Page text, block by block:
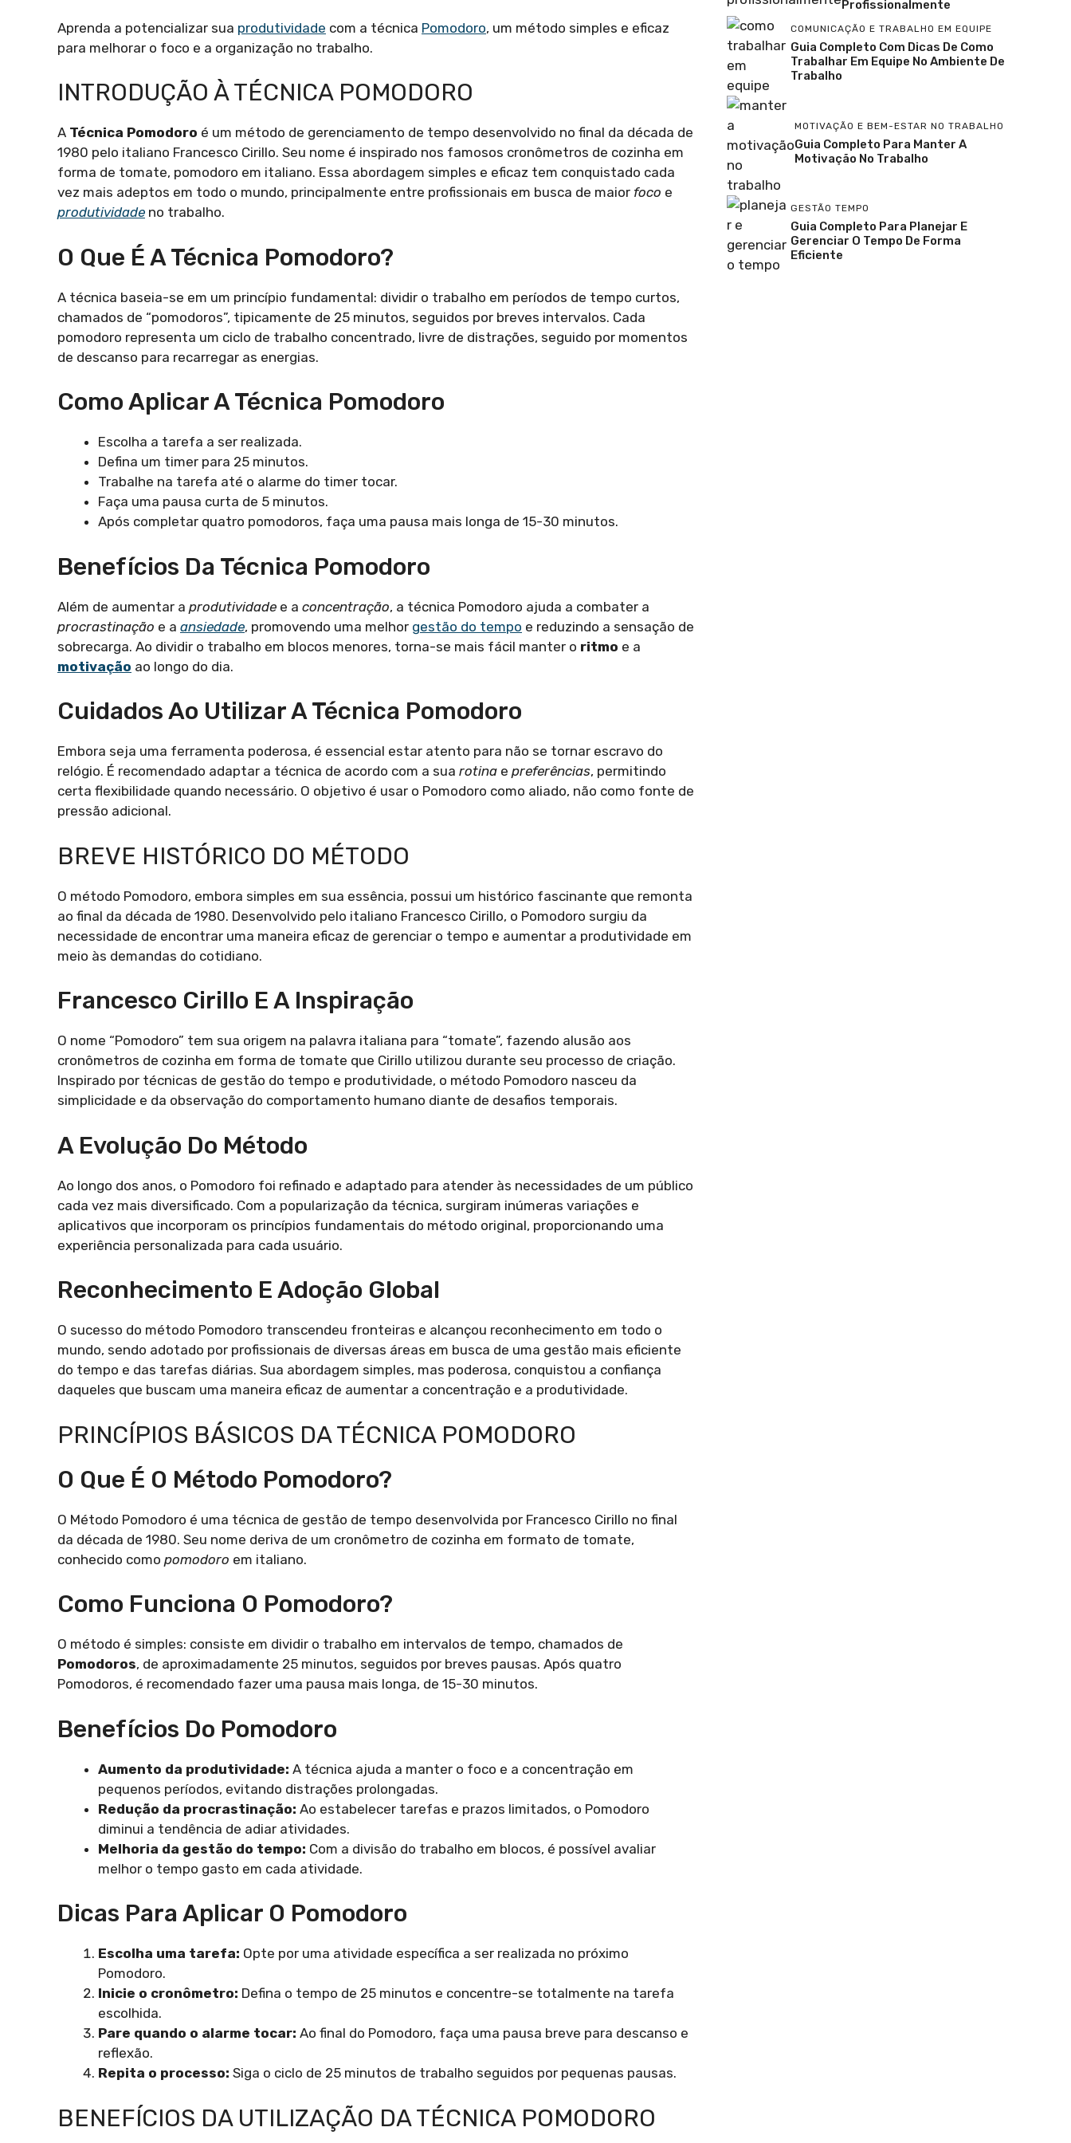
Aprenda a potencializar sua produtividade com a técnica Pomodoro, um método simples e eficaz
para melhorar o foco e a organização no trabalho.
INTRODUÇÃO À TÉCNICA POMODORO
A Técnica Pomodoro é um método de gerenciamento de tempo desenvolvido no final da década de
1980 pelo italiano Francesco Cirillo. Seu nome é inspirado nos famosos cronômetros de cozinha em
forma de tomate, pomodoro em italiano. Essa abordagem simples e eficaz tem conquistado cada
vez mais adeptos em todo o mundo, principalmente entre profissionais em busca de maior foco e
produtividade no trabalho.
O Que É A Técnica Pomodoro?
A técnica baseia-se em um princípio fundamental: dividir o trabalho em períodos de tempo curtos,
chamados de “pomodoros”, tipicamente de 25 minutos, seguidos por breves intervalos. Cada
pomodoro representa um ciclo de trabalho concentrado, livre de distrações, seguido por momentos
de descanso para recarregar as energias.
Como Aplicar A Técnica Pomodoro
Escolha a tarefa a ser realizada.
Defina um timer para 25 minutos.
Trabalhe na tarefa até o alarme do timer tocar.
Faça uma pausa curta de 5 minutos.
Após completar quatro pomodoros, faça uma pausa mais longa de 15-30 minutos.
Benefícios Da Técnica Pomodoro
Além de aumentar a produtividade e a concentração, a técnica Pomodoro ajuda a combater a
procrastinação e a ansiedade, promovendo uma melhor gestão do tempo e reduzindo a sensação de
sobrecarga. Ao dividir o trabalho em blocos menores, torna-se mais fácil manter o ritmo e a
motivação ao longo do dia.
Cuidados Ao Utilizar A Técnica Pomodoro
Embora seja uma ferramenta poderosa, é essencial estar atento para não se tornar escravo do
relógio. É recomendado adaptar a técnica de acordo com a sua rotina e preferências, permitindo
certa flexibilidade quando necessário. O objetivo é usar o Pomodoro como aliado, não como fonte de
pressão adicional.
BREVE HISTÓRICO DO MÉTODO
O método Pomodoro, embora simples em sua essência, possui um histórico fascinante que remonta
ao final da década de 1980. Desenvolvido pelo italiano Francesco Cirillo, o Pomodoro surgiu da
necessidade de encontrar uma maneira eficaz de gerenciar o tempo e aumentar a produtividade em
meio às demandas do cotidiano.
Francesco Cirillo E A Inspiração
O nome “Pomodoro” tem sua origem na palavra italiana para “tomate”, fazendo alusão aos
cronômetros de cozinha em forma de tomate que Cirillo utilizou durante seu processo de criação.
Inspirado por técnicas de gestão do tempo e produtividade, o método Pomodoro nasceu da
simplicidade e da observação do comportamento humano diante de desafios temporais.
A Evolução Do Método
Ao longo dos anos, o Pomodoro foi refinado e adaptado para atender às necessidades de um público
cada vez mais diversificado. Com a popularização da técnica, surgiram inúmeras variações e
aplicativos que incorporam os princípios fundamentais do método original, proporcionando uma
experiência personalizada para cada usuário.
Reconhecimento E Adoção Global
O sucesso do método Pomodoro transcendeu fronteiras e alcançou reconhecimento em todo o
mundo, sendo adotado por profissionais de diversas áreas em busca de uma gestão mais eficiente
do tempo e das tarefas diárias. Sua abordagem simples, mas poderosa, conquistou a confiança
daqueles que buscam uma maneira eficaz de aumentar a concentração e a produtividade.
PRINCÍPIOS BÁSICOS DA TÉCNICA POMODORO
O Que É O Método Pomodoro?
O Método Pomodoro é uma técnica de gestão de tempo desenvolvida por Francesco Cirillo no final
da década de 1980. Seu nome deriva de um cronômetro de cozinha em formato de tomate,
conhecido como pomodoro em italiano.
Como Funciona O Pomodoro?
O método é simples: consiste em dividir o trabalho em intervalos de tempo, chamados de
Pomodoros, de aproximadamente 25 minutos, seguidos por breves pausas. Após quatro
Pomodoros, é recomendado fazer uma pausa mais longa, de 15-30 minutos.
Benefícios Do Pomodoro
Aumento da produtividade: A técnica ajuda a manter o foco e a concentração em
pequenos períodos, evitando distrações prolongadas.
Redução da procrastinação: Ao estabelecer tarefas e prazos limitados, o Pomodoro
diminui a tendência de adiar atividades.
Melhoria da gestão do tempo: Com a divisão do trabalho em blocos, é possível avaliar
melhor o tempo gasto em cada atividade.
Dicas Para Aplicar O Pomodoro
Escolha uma tarefa: Opte por uma atividade específica a ser realizada no próximo
Pomodoro.
Inicie o cronômetro: Defina o tempo de 25 minutos e concentre-se totalmente na tarefa
escolhida.
Pare quando o alarme tocar: Ao final do Pomodoro, faça uma pausa breve para descanso e
reflexão.
Repita o processo: Siga o ciclo de 25 minutos de trabalho seguidos por pequenas pausas.
BENEFÍCIOS DA UTILIZAÇÃO DA TÉCNICA POMODORO
Profissionalmente
COMUNICAÇÃO E TRABALHO EM EQUIPE
Guia Completo Com Dicas De Como
Trabalhar Em Equipe No Ambiente De
Trabalho
MOTIVAÇÃO E BEM-ESTAR NO TRABALHO
Guia Completo Para Manter A
Motivação No Trabalho
GESTÃO TEMPO
Guia Completo Para Planejar E
Gerenciar O Tempo De Forma
Eficiente